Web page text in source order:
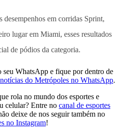
desempenhos em corridas Sprint,
lugar em Miami, esses resultados
de pódios da categoria.
seu WhatsApp e fique por dentro de
do Metrópoles no WhatsApp.
rola no mundo dos esportes e
celular? Entre no canal de esportes
deixe de nos seguir também no
no Instagram!